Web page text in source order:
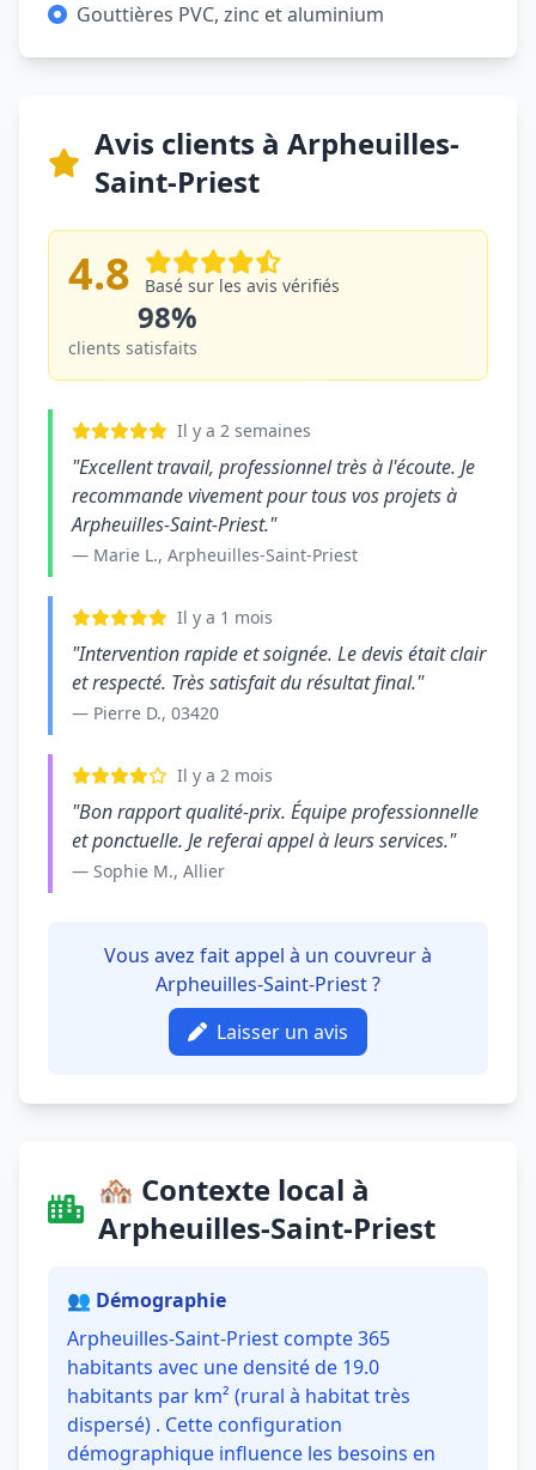
Gouttières PVC, zinc et aluminium
Avis clients à Arpheuilles-
Saint-Priest
4.8 Basé sur les avis vérifiés
98%
clients satisfaits
Il y a 2 semaines
"Excellent travail, professionnel très à l'écoute. Je
recommande vivement pour tous vos projets à
Arpheuilles-Saint-Priest."
— Marie L., Arpheuilles-Saint-Priest
Il y a 1 mois
"Intervention rapide et soignée. Le devis était clair
et respecté. Très satisfait du résultat final."
— Pierre D., 03420
Il y a 2 mois
"Bon rapport qualité-prix. Équipe professionnelle
et ponctuelle. Je referai appel à leurs services."
— Sophie M., Allier
Vous avez fait appel à un couvreur à
Arpheuilles-Saint-Priest ?
Laisser un avis
🏘️ Contexte local à
Arpheuilles-Saint-Priest
👥 Démographie
Arpheuilles-Saint-Priest compte 365
habitants avec une densité de 19.0
habitants par km² (rural à habitat très
dispersé) . Cette configuration
démographique influence les besoins en